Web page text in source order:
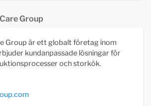
Group
Group är ett globalt företag inom
kundanpassade lösningar för
och storkök.